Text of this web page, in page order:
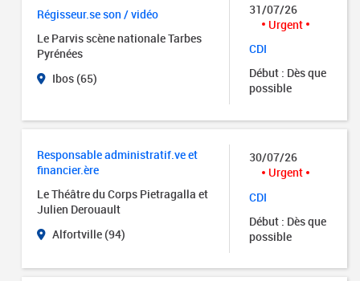
Régisseur.se son / vidéo
Le Parvis scène nationale Tarbes
Pyrénées
Ibos (65)
31/07/26
Urgent
CDI
Début : Dès que
possible
Responsable administratif.ve et
financier.ère
Le Théâtre du Corps Pietragalla et
Julien Derouault
Alfortville (94)
30/07/26
Urgent
CDI
Début : Dès que
possible